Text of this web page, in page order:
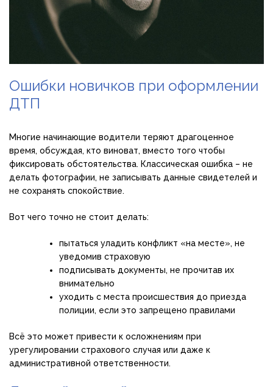
Ошибки новичков при оформлении
ДТП
Многие начинающие водители теряют драгоценное
время, обсуждая, кто виноват, вместо того чтобы
фиксировать обстоятельства. Классическая ошибка – не
делать фотографии, не записывать данные свидетелей и
не сохранять спокойствие.
Вот чего точно не стоит делать:
пытаться уладить конфликт «на месте», не
уведомив страховую
подписывать документы, не прочитав их
внимательно
уходить с места происшествия до приезда
полиции, если это запрещено правилами
Всё это может привести к осложнениям при
урегулировании страхового случая или даже к
административной ответственности.